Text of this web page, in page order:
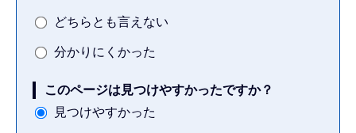
どちらとも言えない
分かりにくかった
このページは見つけやすかったですか？
見つけやすかった